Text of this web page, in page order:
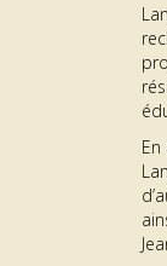
GÉNÉRATEUR |